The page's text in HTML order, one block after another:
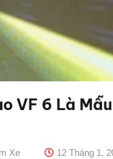
VF 6 Là
Xe 12 Tháng 1,